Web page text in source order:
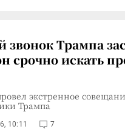
звонок Трампа
срочно искать
экстренное
Трампа
10:11 7